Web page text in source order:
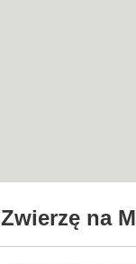
Zwierzę na M